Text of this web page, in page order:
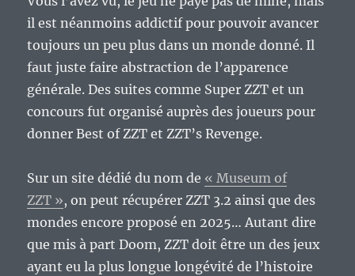
il est néanmoins addictif pour pouvoir avancer
toujours un peu plus dans un monde donné. Il
faut juste faire abstraction de l’apparence
générale. Des suites comme Super ZZT et un
concours fut organisé auprès des joueurs pour
donner Best of ZZT et ZZT’s Revenge.
Sur un site dédié du nom de « Museum of
ZZT », on peut récupérer ZZT 3.2 ainsi que des
mondes encore proposé en 2025… Autant dire
que mis à part Doom, ZZT doit être un des jeux
ayant eu la plus longue longévité de l’histoire